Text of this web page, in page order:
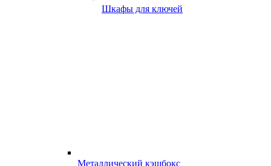
Шкафы для ключей
Металлический кэшбокс